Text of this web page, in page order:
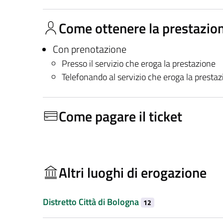
Come ottenere la
Con prenotazione
Presso il servizio che eroga la prestazione
Telefonando al servizio che eroga la
Come pagare il ticket
Altri luoghi di erogazione
Distretto Città di Bologna 12